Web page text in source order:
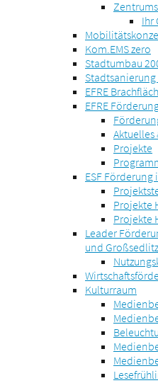
Ihr
Kom.EMS zero
Stadtumbau
Stadtsanierung
EFRE
EFRE
Aktuelles
Projekte
ESF Förderung
Projekte
Projekte
Leader
und Großsedlitz
Kulturraum